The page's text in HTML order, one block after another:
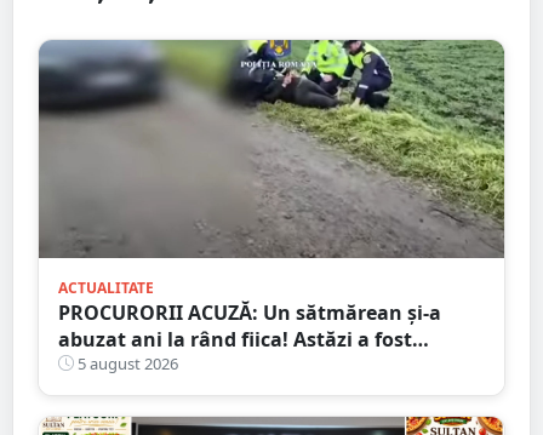
ACTUALITATE
PROCURORII ACUZĂ: Un sătmărean și-a
abuzat ani la rând fiica! Astăzi a fost
arestat!
5 august 2026